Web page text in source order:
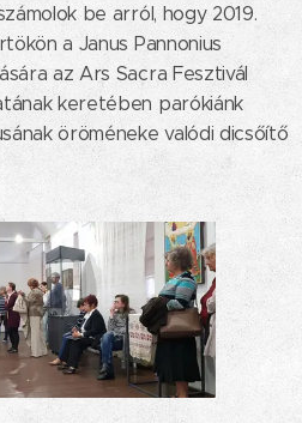
be arról, hogy 2019.
a Janus Pannonius
az Ars Sacra Fesztivál
keretében parókiánk
öröméneke valódi dicsőítő